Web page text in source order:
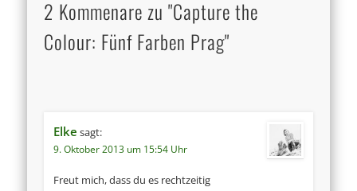
2 Kommenare zu "Capture the
Colour: Fünf Farben Prag"
Elke sagt:
9. Oktober 2013 um 15:54 Uhr
Freut mich, dass du es rechtzeitig